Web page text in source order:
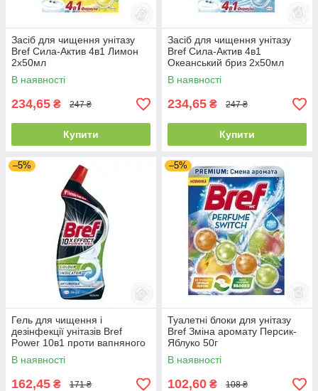
Засіб для чищення унітазу
Bref Сила-Актив 4в1 Лимон
2х50мл
В наявності
234,65 ₴ 247 ₴
Купити
Засіб для чищення унітазу
Bref Сила-Актив 4в1
Океанський бриз 2х50мл
В наявності
234,65 ₴ 247 ₴
Купити
–5%
Гель для чищення і
дезінфекції унітазів Bref
Power 10в1 проти вапняного
нальоту 700мл
В наявності
162,45 ₴ 171 ₴
–5%
Туалетні блоки для унітазу
Bref Зміна аромату Персик-
Яблуко 50г
В наявності
102,60 ₴ 108 ₴